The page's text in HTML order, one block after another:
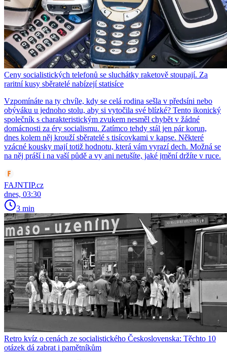
Ceny socialistických telefonů se sluchátky raketově stoupají. Za
raritní kusy sběratelé nabízejí statisíce
Vzpomínáte na ty chvíle, kdy se celá rodina sešla v předsíni nebo
obýváku u jednoho stolu, aby si vytočila své blízké? Tento ikonický
společník s charakteristickým zvukem nesměl chybět v žádné
domácnosti za éry socialismu. Zatímco tehdy stál jen pár korun,
dnes kolem něj krouží sběratelé s tisícovkami v kapse. Některé
vzácné kousky mají totiž hodnotu, která vám vyrazí dech. Možná se
na něj práší i na vaší půdě a vy ani netušíte, jaké jmění držíte v ruce.
FAJNTIP.cz
dnes, 03:30
3 min
Retro kvíz o cenách ze socialistického Československa: Těchto 10
otázek dá zabrat i pamětníkům